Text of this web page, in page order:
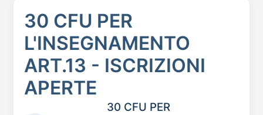
30 CFU PER
L'INSEGNAMENTO
ART.13 - ISCRIZIONI
APERTE
30 CFU PER